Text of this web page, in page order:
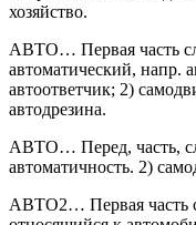
хозяйство.
АВТО… Первая часть
автоматический, напр.
автоответчик; 2)
автодрезина.
АВТО… Перед, часть,
автоматичность. 2)
АВТО2… Первая часть